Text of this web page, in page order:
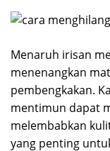
Menaruh irisan
menenangkan
pembengkakan.
mentimun dapat
melembabkan
yang penting